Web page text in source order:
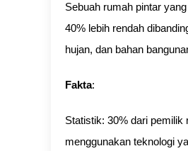
Sebuah rumah pintar
40% lebih rendah
hujan, dan bahan
Fakta:
Statistik: 30% dari
menggunakan teknologi